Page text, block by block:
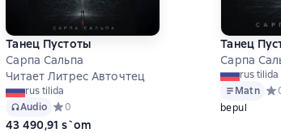
Танец Пустоты
Сарпа Сальпа
Читает Литрес Авточтец
rus tilida
Audio Средний рейтинг 0 на основе 0 оценок
0
43 490,91 s`om
Танец
Сарпа
rus tilida
Matn
bepul